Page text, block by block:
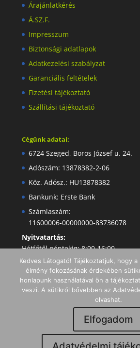
Árajánlatkérés
Á.SZ.F.
Impresszum
Biztonsági adatlapok
Adatkezelési szabályzat
Garanciális feltételek
Fizetési tájékoztató
Szállítási tájékoztató
Cégünk adatai:
6724 Szeged, Boros József u. 24.
Adószám: 13878382-2-06
Köz. Adósz.: HU13878382
Bankunk: Erste Bank
Számlaszám:
11600006-00000000-83736078
Nyitvatartás:
Hétfőtől péntekig: 8:00-16:00
Minden jog fenntartva I
Kedves Látogató! Tájékoztatjuk, hogy
élmény fokozásának érdekében
honlapunk használatával ön a
veszi. A sütikről bővebben az
olvashat.
Elfogadom